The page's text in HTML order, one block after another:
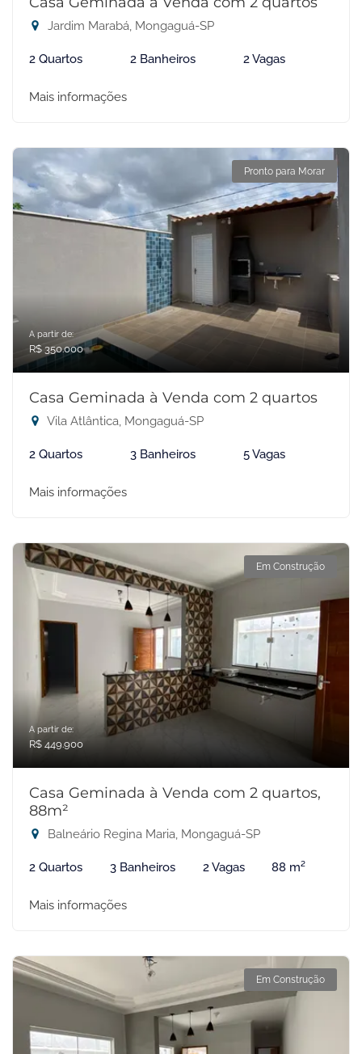
Jardim Marabá, Mongaguá-SP
2 Quartos 2 Banheiros 2 Vagas
Mais informações
Pronto para Morar
A partir de:
R$ 350.000
Casa Geminada à Venda com 2 quartos
Vila Atlântica, Mongaguá-SP
2 Quartos 3 Banheiros 5 Vagas
Mais informações
Em Construção
A partir de:
R$ 449.900
Casa Geminada à Venda com 2 quartos,
88m²
Balneário Regina Maria, Mongaguá-SP
2 Quartos 3 Banheiros 2 Vagas 88 m²
Mais informações
Em Construção